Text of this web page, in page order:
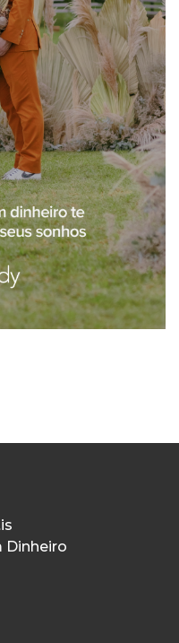
Dinheiro